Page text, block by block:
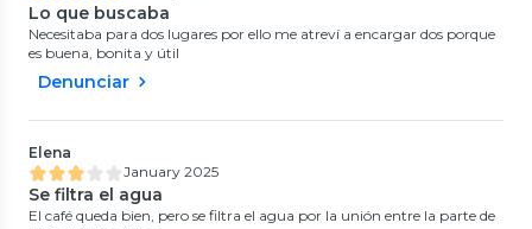
Lo que buscaba
Necesitaba para dos lugares por ello me atreví a encargar dos porque
es buena, bonita y útil
Denunciar
Elena
January 2025
Se filtra el agua
El café queda bien, pero se filtra el agua por la unión entre la parte de